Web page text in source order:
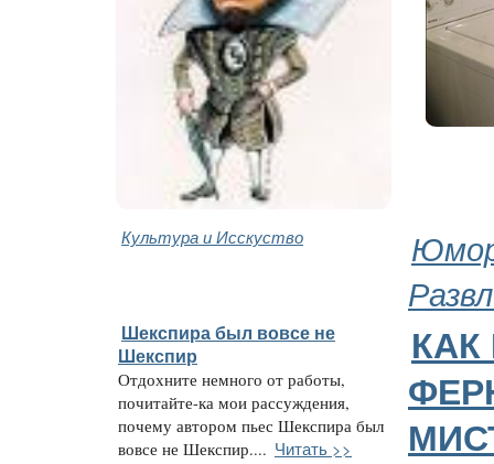
Культура и Исскуство
Шекспира был вовсе не
Шекспир
Отдохните немного от работы,
почитайте-ка мои рассуждения,
почему автором пьес Шекспира был
вовсе не Шекспир.... Читать >>
КАК